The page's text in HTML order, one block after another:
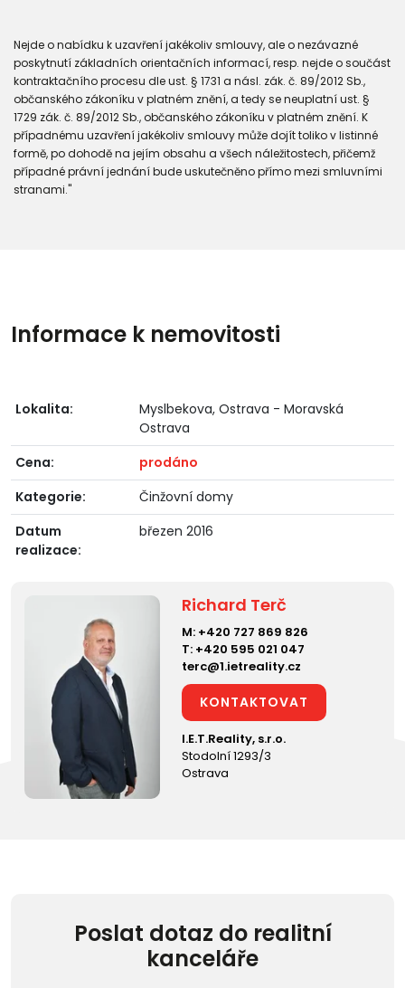
Nejde o nabídku k uzavření jakékoliv smlouvy, ale o nezávazné
poskytnutí základních orientačních informací, resp. nejde o součást
kontraktačního procesu dle ust. § 1731 a násl. zák. č. 89/2012 Sb.,
občanského zákoníku v platném znění, a tedy se neuplatní ust. §
1729 zák. č. 89/2012 Sb., občanského zákoníku v platném znění. K
případnému uzavření jakékoliv smlouvy může dojít toliko v listinné
formě, po dohodě na jejím obsahu a všech náležitostech, přičemž
případné právní jednání bude uskutečněno přímo mezi smluvními
stranami."
Informace k nemovitosti
Lokalita:
Myslbekova, Ostrava - Moravská
Ostrava
Cena:
prodáno
Kategorie:
Činžovní domy
Datum
realizace:
březen 2016
Richard Terč
M: +420 727 869 826
T: +420 595 021 047
terc@1.ietreality.cz
KONTAKTOVAT
I.E.T.Reality, s.r.o.
Stodolní 1293/3
Ostrava
Poslat dotaz do realitní
kanceláře